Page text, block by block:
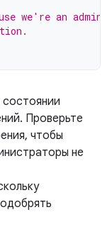
we're an admin
Проверьте
чтобы
не